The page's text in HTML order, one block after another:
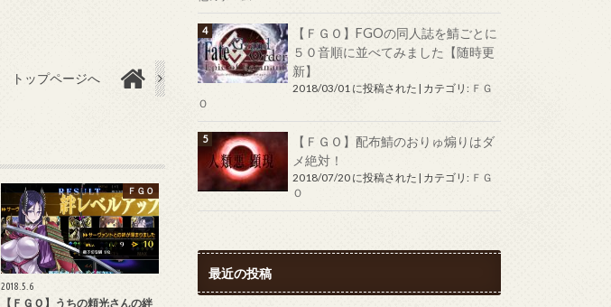
トップページへ
ＦＧＯ
2018.5.6
【ＦＧＯ】うちの頼光さんの絆
【ＦＧＯ】FGOの同人誌を鯖ごとに
５０音順に並べてみました【随時更
新】
2018/03/01 に投稿された カテゴリ: ＦＧ
Ｏ
【ＦＧＯ】配布鯖のおりゅ煽りはダ
メ絶対！
2018/07/20 に投稿された | カテゴリ: ＦＧ
Ｏ
最近の投稿